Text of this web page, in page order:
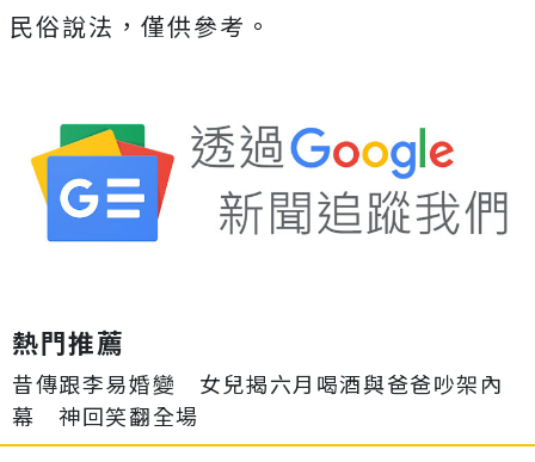
民俗說法，僅供參考。
熱門推薦
昔傳跟李易婚變 女兒揭六月喝酒與爸爸吵架內
幕 神回笑翻全場